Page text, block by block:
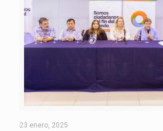
23 enero, 2025